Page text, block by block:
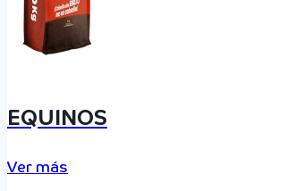
EQUINOS
Ver más